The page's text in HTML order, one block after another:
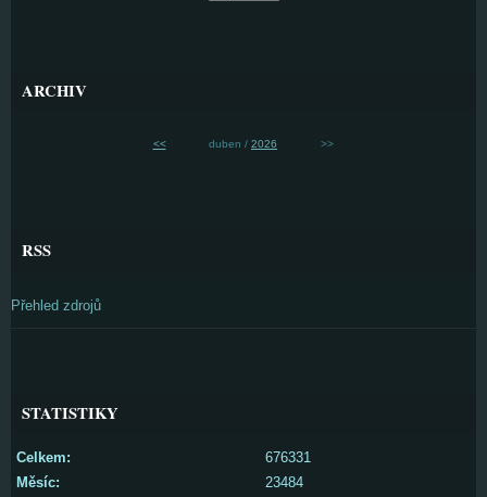
ARCHIV
<< duben / 2026 >>
RSS
Přehled zdrojů
STATISTIKY
Celkem:
676331
Měsíc:
23484